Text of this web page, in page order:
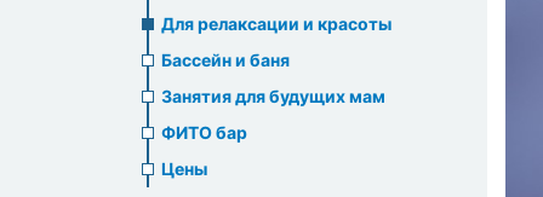
Для релаксации и красоты
Бассейн и баня
Занятия для будущих мам
ФИТО бар
Цены